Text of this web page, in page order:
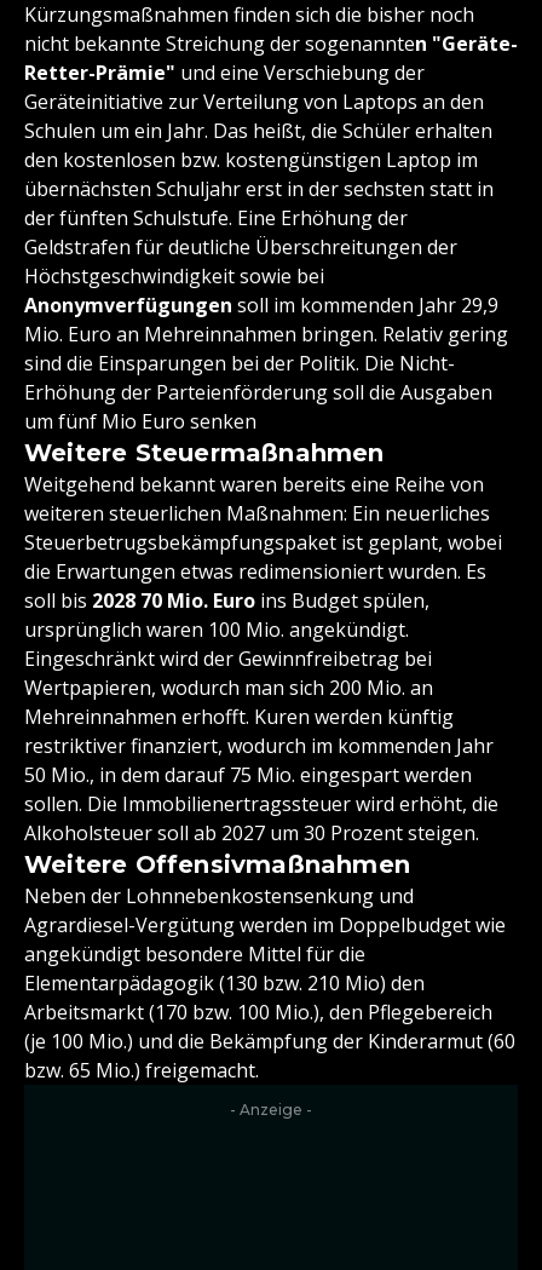
Kürzungsmaßnahmen finden sich die bisher noch
nicht bekannte Streichung der sogenannten "Geräte-
Retter-Prämie" und eine Verschiebung der
Geräteinitiative zur Verteilung von Laptops an den
Schulen um ein Jahr. Das heißt, die Schüler erhalten
den kostenlosen bzw. kostengünstigen Laptop im
übernächsten Schuljahr erst in der sechsten statt in
der fünften Schulstufe. Eine Erhöhung der
Geldstrafen für deutliche Überschreitungen der
Höchstgeschwindigkeit sowie bei
Anonymverfügungen soll im kommenden Jahr 29,9
Mio. Euro an Mehreinnahmen bringen. Relativ gering
sind die Einsparungen bei der Politik. Die Nicht-
Erhöhung der Parteienförderung soll die Ausgaben
um fünf Mio Euro senken
Weitere Steuermaßnahmen
Weitgehend bekannt waren bereits eine Reihe von
weiteren steuerlichen Maßnahmen: Ein neuerliches
Steuerbetrugsbekämpfungspaket ist geplant, wobei
die Erwartungen etwas redimensioniert wurden. Es
soll bis 2028 70 Mio. Euro ins Budget spülen,
ursprünglich waren 100 Mio. angekündigt.
Eingeschränkt wird der Gewinnfreibetrag bei
Wertpapieren, wodurch man sich 200 Mio. an
Mehreinnahmen erhofft. Kuren werden künftig
restriktiver finanziert, wodurch im kommenden Jahr
50 Mio., in dem darauf 75 Mio. eingespart werden
sollen. Die Immobilienertragssteuer wird erhöht, die
Alkoholsteuer soll ab 2027 um 30 Prozent steigen.
Weitere Offensivmaßnahmen
Neben der Lohnnebenkostensenkung und
Agrardiesel-Vergütung werden im Doppelbudget wie
angekündigt besondere Mittel für die
Elementarpädagogik (130 bzw. 210 Mio) den
Arbeitsmarkt (170 bzw. 100 Mio.), den Pflegebereich
(je 100 Mio.) und die Bekämpfung der Kinderarmut (60
bzw. 65 Mio.) freigemacht.
- Anzeige -